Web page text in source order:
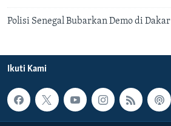
Polisi Senegal Bubarkan Demo di Dakar
Ikuti Kami